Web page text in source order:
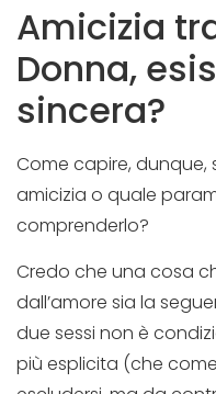
Amicizia
Donna,
sincera?
Come capire, dunque,
amicizia o quale
comprenderlo?
Credo che una cosa
dall’amore sia la
due sessi non è
più esplicita (che